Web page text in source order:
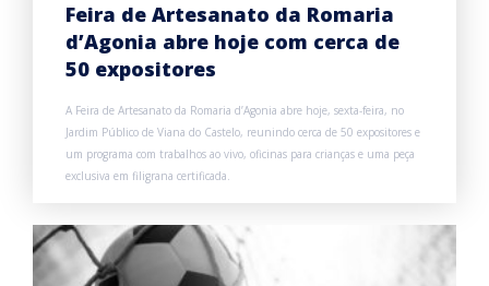
Feira de Artesanato da Romaria
d’Agonia abre hoje com cerca de
50 expositores
A Feira de Artesanato da Romaria d’Agonia abre hoje, sexta-feira, no
Jardim Público de Viana do Castelo, reunindo cerca de 50 expositores e
um programa com trabalhos ao vivo, oficinas para crianças e uma peça
exclusiva em filigrana certificada.